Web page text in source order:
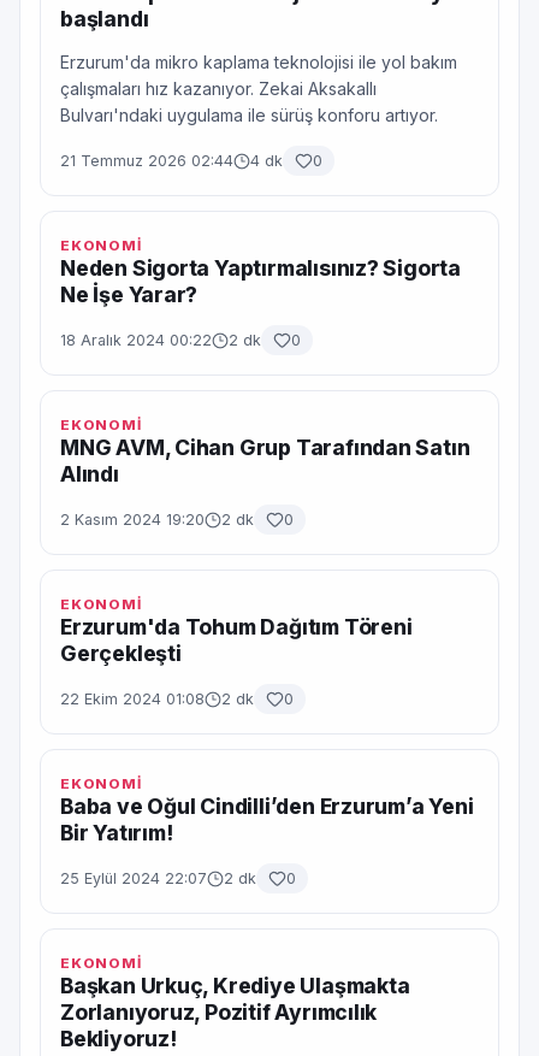
başlandı
Erzurum'da mikro kaplama teknolojisi ile yol bakım
çalışmaları hız kazanıyor. Zekai Aksakallı
Bulvarı'ndaki uygulama ile sürüş konforu artıyor.
21 Temmuz 2026 02:44 4 dk 0
EKONOMİ
Neden Sigorta Yaptırmalısınız? Sigorta
Ne İşe Yarar?
18 Aralık 2024 00:22 2 dk 0
EKONOMİ
MNG AVM, Cihan Grup Tarafından Satın
Alındı
2 Kasım 2024 19:20 2 dk 0
EKONOMİ
Erzurum'da Tohum Dağıtım Töreni
Gerçekleşti
22 Ekim 2024 01:08 2 dk 0
EKONOMİ
Baba ve Oğul Cindilli’den Erzurum’a Yeni
Bir Yatırım!
25 Eylül 2024 22:07 2 dk 0
EKONOMİ
Başkan Urkuç, Krediye Ulaşmakta
Zorlanıyoruz, Pozitif Ayrımcılık
Bekliyoruz!